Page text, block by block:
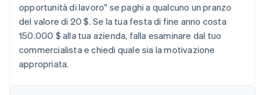
opportunità di lavoro" se paghi a qualcuno un pranzo
del valore di 20 $. Se la tua festa di fine anno costa
150.000 $ alla tua azienda, falla esaminare dal tuo
commercialista e chiedi quale sia la motivazione
appropriata.
Brasile
PortuguêsEnglish
Bulgaria
English
Canada
Cina continentale